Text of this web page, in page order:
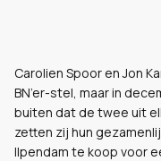
Carolien Spoor en Jon
BN’er-stel, maar in
buiten dat de twee uit
zetten zij hun
Ilpendam te koop voor